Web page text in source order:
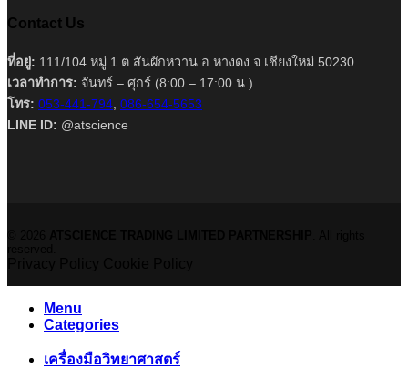
Contact Us
ที่อยู่: 111/104 หมู่ 1 ต.สันผักหวาน อ.หางดง จ.เชียงใหม่ 50230
เวลาทำการ: จันทร์ – ศุกร์ (8:00 – 17:00 น.)
โทร: 053-441-794 086-654-5653
LINE ID: @atscience
Menu
Categories
เครื่องมือวิทยาศาสตร์